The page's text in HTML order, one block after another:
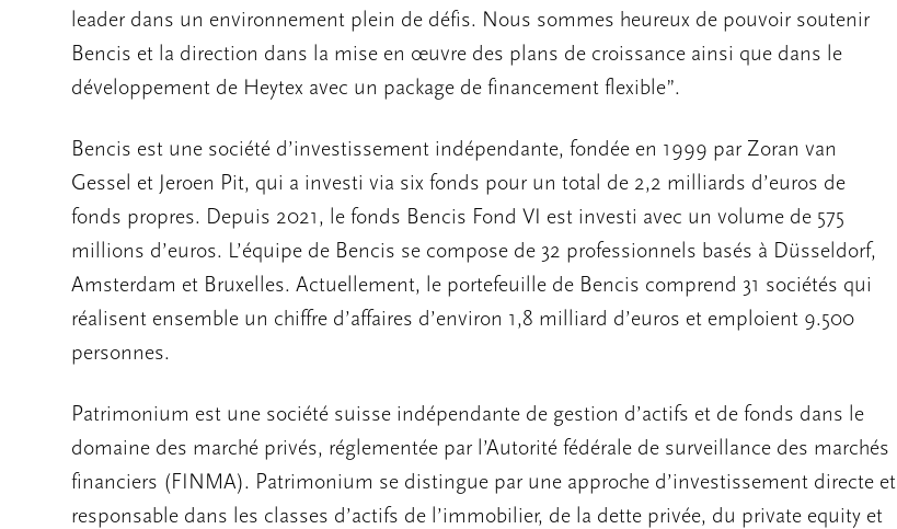
leader dans un environnement plein de défis. Nous sommes heureux de pouvoir soutenir
Bencis et la direction dans la mise en œuvre des plans de croissance ainsi que dans le
développement de Heytex avec un package de financement flexible”.
Bencis est une société d’investissement indépendante, fondée en 1999 par Zoran van
Gessel et Jeroen Pit, qui a investi via six fonds pour un total de 2,2 milliards d’euros de
fonds propres. Depuis 2021, le fonds Bencis Fond VI est investi avec un volume de 575
millions d’euros. L’équipe de Bencis se compose de 32 professionnels basés à Düsseldorf,
Amsterdam et Bruxelles. Actuellement, le portefeuille de Bencis comprend 31 sociétés qui
réalisent ensemble un chiffre d’affaires d’environ 1,8 milliard d’euros et emploient 9.500
personnes.
Patrimonium est une société suisse indépendante de gestion d’actifs et de fonds dans le
domaine des marché privés, réglementée par l’Autorité fédérale de surveillance des marchés
financiers (FINMA). Patrimonium se distingue par une approche d’investissement directe et
responsable dans les classes d’actifs de l’immobilier, de la dette privée, du private equity et